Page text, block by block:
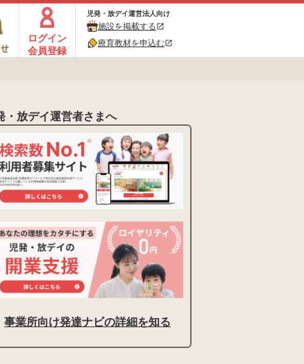
ログイン
会員登録
児発・放デイ運営法人向け
施設を掲載するopen_in_new
療育教材を申込むopen_in_new
・放デイ運営者さまへ
事業所向け発達ナビの詳細を知る